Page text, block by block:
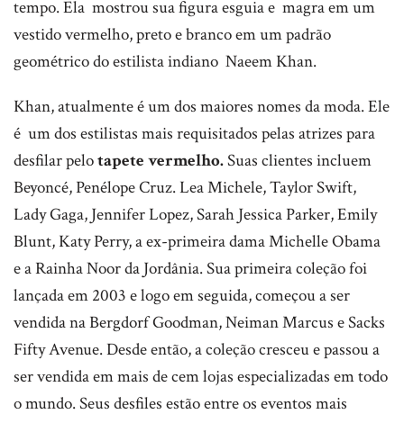
tempo. Ela mostrou sua figura esguia e magra em um
vestido vermelho, preto e branco em um padrão
geométrico do estilista indiano Naeem Khan.
Khan, atualmente é um dos maiores nomes da moda. Ele
é um dos estilistas mais requisitados pelas atrizes para
desfilar pelotapete vermelho.Suas clientes incluem
Beyoncé, Penélope Cruz. Lea Michele, Taylor Swift,
Lady Gaga, Jennifer Lopez, Sarah Jessica Parker, Emily
Blunt, Katy Perry, a ex-primeira dama Michelle Obama
e a Rainha Noor da Jordânia. Sua primeira coleção foi
lançada em 2003 e logo em seguida, começou a ser
vendida na Bergdorf Goodman, Neiman Marcus e Sacks
Fifty Avenue. Desde então, a coleção cresceu e passou a
ser vendida em mais de cem lojas especializadas em todo
o mundo. Seus desfiles estão entre os eventos mais